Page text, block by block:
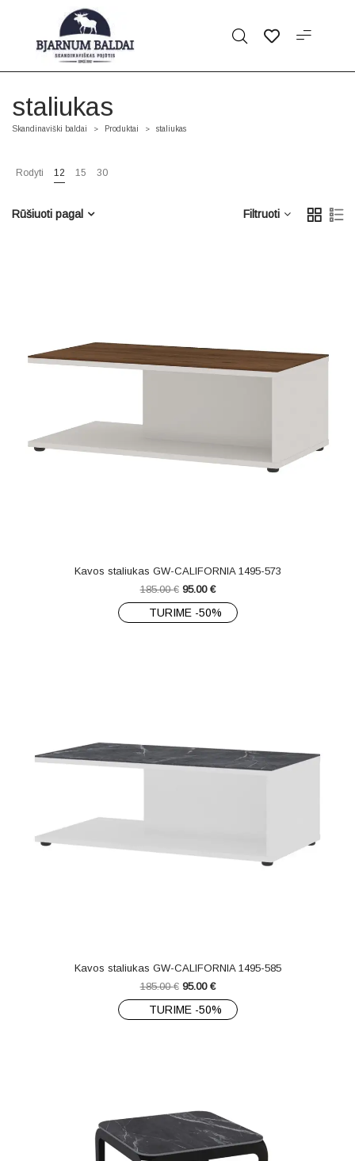
staliukas
Skandinaviški baldai > Produktai > staliukas
Rodyti 12 15 30
Filtruoti
Rūšiuoti pagal
Kavos staliukas GW-CALIFORNIA 1495-573
185.00€ 95.00 €
TURIME -50%
Kavos staliukas GW-CALIFORNIA 1495-585
185.00€ 95.00 €
TURIME -50%